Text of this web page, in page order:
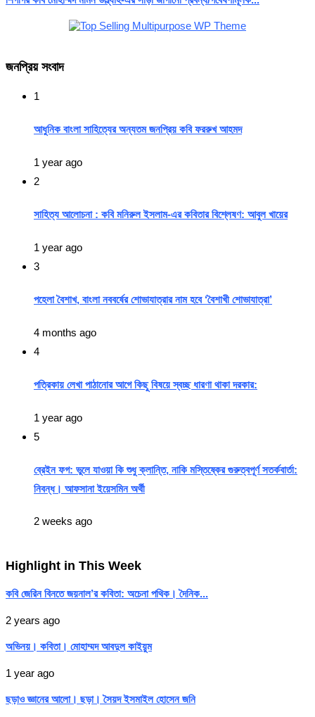
জনপ্রিয় সংবাদ
1
আধুনিক বাংলা সাহিত্যের অন্যতম জনপ্রিয় কবি ফররুখ আহমদ
1 year ago
2
সাহিত্য আলোচনা : কবি মনিরুল ইসলাম-এর কবিতার বিশ্লেষণ: আবুল খায়ের
1 year ago
3
পহেলা বৈশাখ, বাংলা নববর্ষের শোভাযাত্রার নাম হবে ‘বৈশাখী শোভাযাত্রা’
4 months ago
4
পত্রিকায় লেখা পাঠানোর আগে কিছু বিষয়ে স্বচ্ছ ধারণা থাকা দরকার:
1 year ago
5
ব্রেইন ফগ: ভুলে যাওয়া কি শুধু ক্লান্তি, নাকি মস্তিষ্কের গুরুত্বপূর্ণ সতর্কবার্তা:
নিবন্ধ। আফসানা ইয়েসমিন অর্থী
2 weeks ago
Highlight in This Week
কবি জেরিন বিনতে জয়নাল’র কবিতা: অচেনা পথিক। দৈনিক...
2 years ago
অভিনয়। কবিতা। মোহাম্মদ আবদুল কাইয়ুম
1 year ago
ছড়াও জ্ঞানের আলো। ছড়া। সৈয়দ ইসমাইল হোসেন জনি